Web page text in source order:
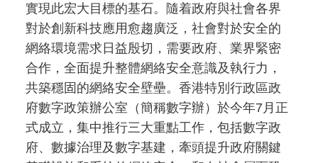
實現此宏大目標的基石。隨着政府與社會各界
對於創新科技應用愈趨廣泛，社會對於安全的
網絡環境需求日益殷切，需要政府、業界緊密
合作，全面提升整體網絡安全意識及執行力，
共築穩固的網絡安全壁壘。香港特別行政區政
府數字政策辦公室（簡稱數字辦）於今年7月正
式成立，集中推行三大重點工作，包括數字政
府、數據治理及數字基建，牽頭提升政府關鍵